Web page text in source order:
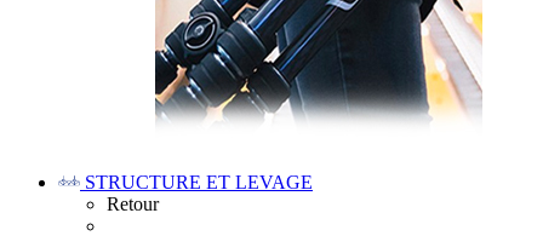
STRUCTURE ET LEVAGE
Retour